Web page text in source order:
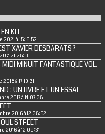
KIT
2021 à 15:16:52
XAVIER DESBARATS ?
à 21:28:13
MIDI MINUIT FANTASTIQUE VOL.
à 17:19:31
: UN LIVRE ET UN ESSAI
2017 à 14:07:38
2016 à 12:38:52
STREET
2016 à 12:09:31